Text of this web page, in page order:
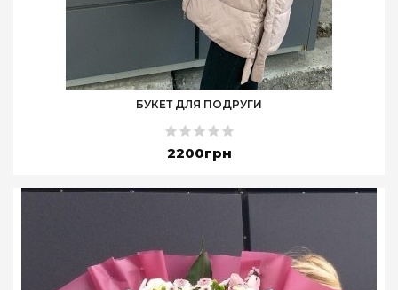
БУКЕТ ДЛЯ ПОДРУГИ
2200грн